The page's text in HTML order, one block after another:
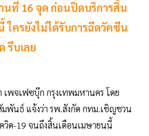
นที่ 16 จุด ก่อนปิดบริการสิ้น
ใครยังไม่ได้รับการฉีดวัคซีน
รีบเลย
เพจเฟซบุ๊ก กรุงเทพมหานคร โดย
มพันธ์ แจ้งว่า รพ.สังกัด กทม.เชิญชวน
วิด-19 จนถึงสิ้นเดือนเมษายนนี้